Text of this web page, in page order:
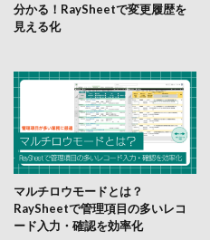
分かる！RaySheetで変更履歴を
見える化
マルチロウモードとは？
RaySheetで管理項目の多いレコ
ード入力・確認を効率化